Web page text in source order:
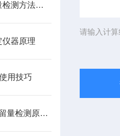
汽油中苯及甲苯含量检测方法及气相色谱仪配置
器原理
用技巧
大豆油中6号溶剂残留量检测原理及仪器配置
请输入计